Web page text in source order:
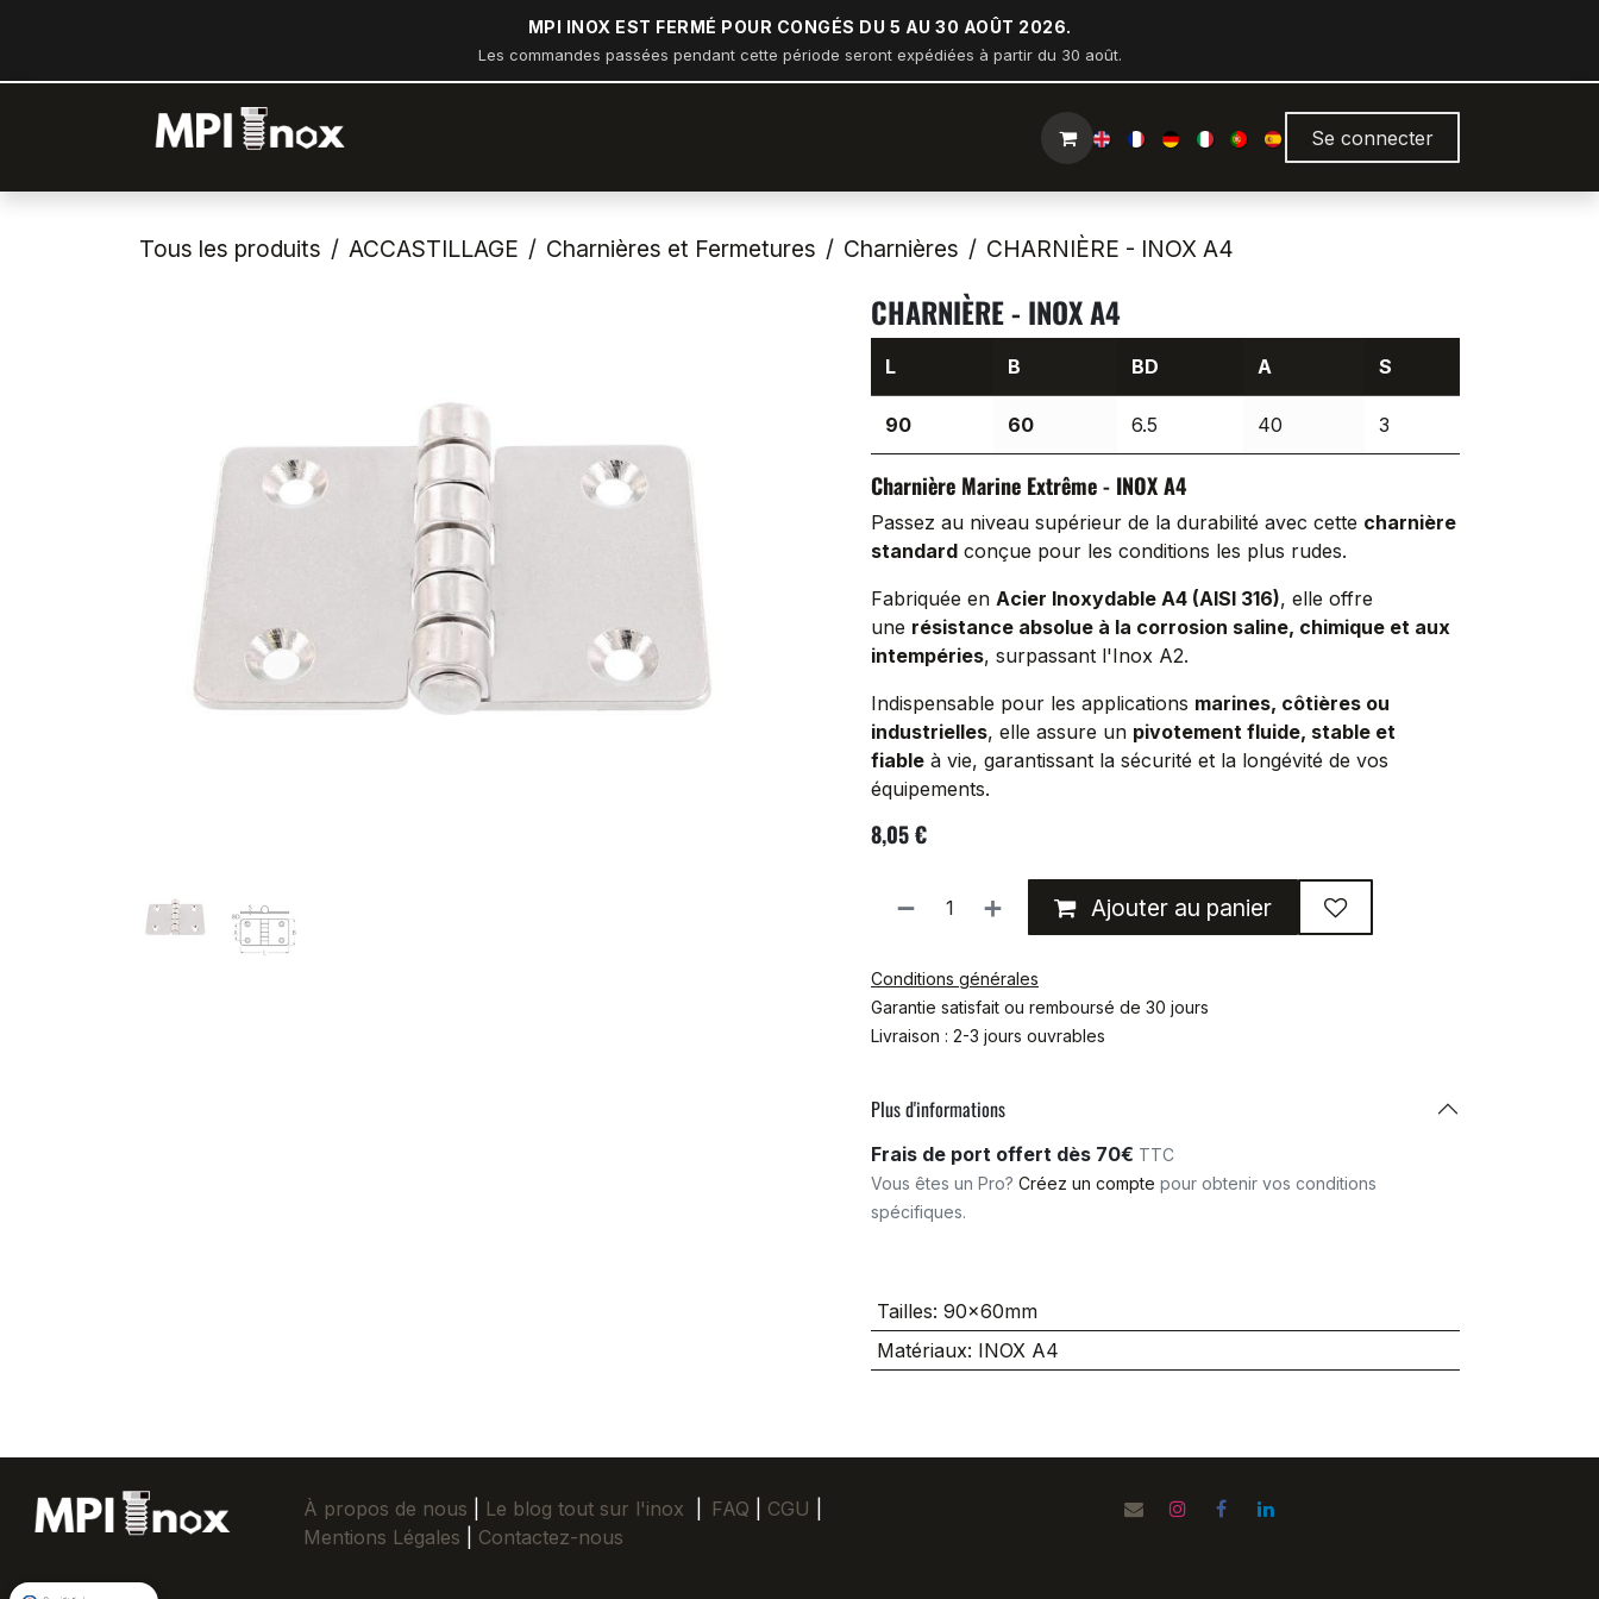
MPI INOX EST FERMÉ POUR CONGÉS DU 5 AU 30 AOÛT 2026.
Les commandes passées pendant cette période seront expédiées à partir du 30 août.
Se connecter
Tous les produits ACCASTILLAGE Charnières et Fermetures Charnières CHARNIÈRE - INOX A4
CHARNIÈRE - INOX A4
L B BD A S
90 60 6.5 40 3
Charnière Marine Extrême - INOX A4
Passez au niveau supérieur de la durabilité avec cette charnière
standard conçue pour les conditions les plus rudes.
Fabriquée en Acier Inoxydable A4 (AISI 316), elle offre
une résistance absolue à la corrosion saline, chimique et aux
intempéries, surpassant l'Inox A2.
Indispensable pour les applications marines, côtières ou
industrielles, elle assure un pivotement fluide, stable et
fiable à vie, garantissant la sécurité et la longévité de vos
équipements.
8,05€
Ajouter au panier
Conditions générales
Garantie satisfait ou remboursé de 30 jours
Livraison : 2-3 jours ouvrables
Plus d'informations
Frais de port offert dès 70€ TTC
Vous êtes un Pro? Créez un compte pour obtenir vos conditions
spécifiques.
Tailles: 90x60mm
Matériaux: INOX A4
À propos de nous Le blog tout sur l'inox FAQ CGU
Mentions Légales
Contactez-nous